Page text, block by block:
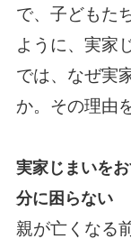
で、子どもた
ように、実家
では、なぜ実
か。その理由
実家じまいを
分に困らない
親が亡くなる